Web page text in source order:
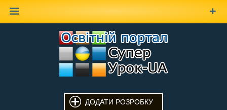
ДОДАТИ РОЗРОБКУ